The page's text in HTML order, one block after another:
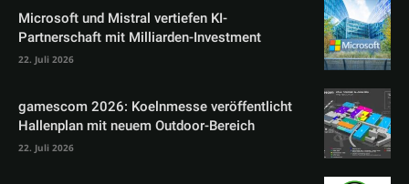
Microsoft und Mistral vertiefen KI-
Partnerschaft mit Milliarden-Investment
22. Juli 2026
gamescom 2026: Koelnmesse veröffentlicht
Hallenplan mit neuem Outdoor-Bereich
22. Juli 2026